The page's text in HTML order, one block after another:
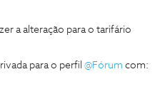
a alteração para o tarifário
para o perfil @Fórum com: